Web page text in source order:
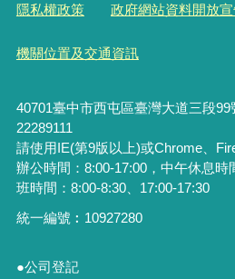
隱私權政策 政府網站資料開放
機關位置及交通資訊
40701臺中市西屯區臺灣大道三段99
22289111
請使用IE(第9版以上)或Chrome、
辦公時間：8:00-17:00，中午休息時
班時間：8:00-8:30、17:00-17:30
統一編號︰ 10927280
●公司登記